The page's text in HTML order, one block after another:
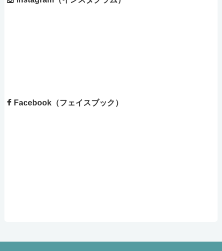
Facebook（フェイスブック）